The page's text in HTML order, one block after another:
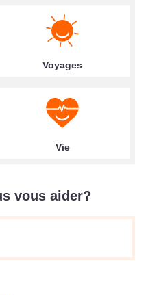
Voyages
Vie
vous aider?